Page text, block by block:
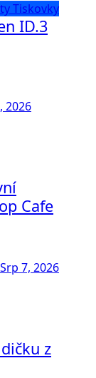
Tiskovky
ID.3
2026
Cafe
Srp 7, 2026
z